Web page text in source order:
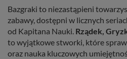
Bazgraki to niezastąpieni
zabawy, dostępni w licznych
od Kapitana Nauki. Rządek,
to wyjątkowe stworki, które
oraz nauka kluczowych